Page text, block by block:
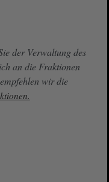
der Verwaltung des
an die Fraktionen
wir die